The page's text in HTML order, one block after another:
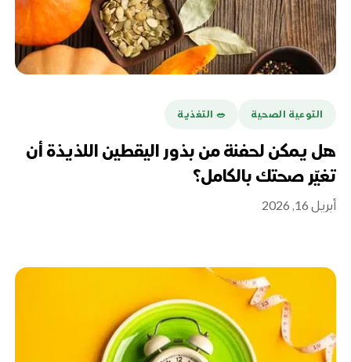
التوعية الصحية 🥗 التغذية
هل يمكن لحفنة من بذور اليقطين اللذيذة أن
تغيّر صحتك بالكامل؟
أبريل 16, 2026